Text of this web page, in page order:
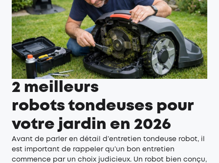
2 meilleurs
robots tondeuses pour
votre jardin en 2026
Avant de parler en détail d’entretien tondeuse robot, il
est important de rappeler qu’un bon entretien
commence par un choix judicieux. Un robot bien conçu,